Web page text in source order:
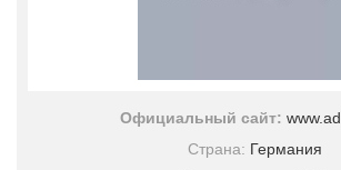
Официальный сайт:
Страна: Германия